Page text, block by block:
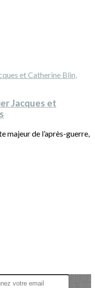
Jacques et
majeur de l’après-guerre,